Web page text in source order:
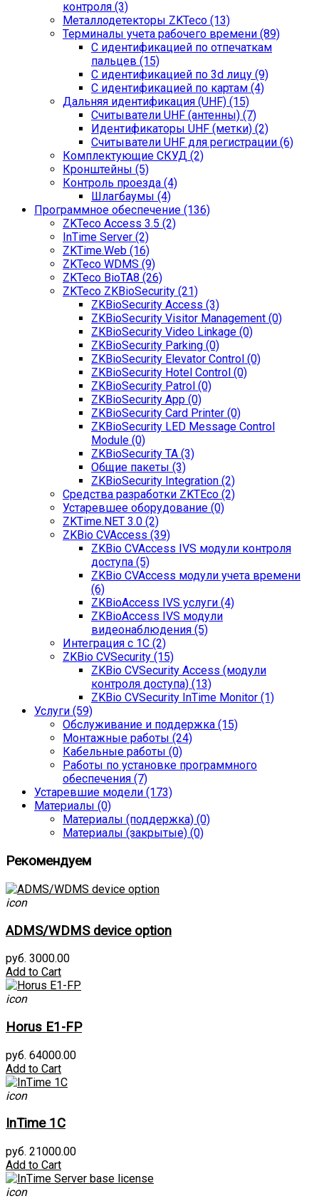
контроля (3)
Металлодетекторы ZKTeco (13)
Терминалы учета рабочего времени (89)
С идентификацией по отпечаткам
пальцев (15)
С идентификацией по 3d лицу (9)
С идентификацией по картам (4)
Дальняя идентификация (UHF) (15)
Считыватели UHF (антенны) (7)
Идентификаторы UHF (метки) (2)
Считыватели UHF для регистрации (6)
Комплектующие СКУД (2)
Кронштейны (5)
Контроль проезда (4)
Шлагбаумы (4)
Программное обеспечение (136)
ZKTeco Access 3.5 (2)
InTime Server (2)
ZKTime.Web (16)
ZKTeco WDMS (9)
ZKTeco BioTA8 (26)
ZKTeco ZKBioSecurity (21)
ZKBioSecurity Access (3)
ZKBioSecurity Visitor Management (0)
ZKBioSecurity Video Linkage (0)
ZKBioSecurity Parking (0)
ZKBioSecurity Elevator Control (0)
ZKBioSecurity Hotel Control (0)
ZKBioSecurity Patrol (0)
ZKBioSecurity App (0)
ZKBioSecurity Card Printer (0)
ZKBioSecurity LED Message Control
Module (0)
ZKBioSecurity TA (3)
Общие пакеты (3)
ZKBioSecurity Integration (2)
Средства разработки ZKTEco (2)
Устаревшее оборудование (0)
ZKTime.NET 3.0 (2)
ZKBio CVAccess (39)
ZKBio CVAccess IVS модули контроля
доступа (5)
ZKBio CVAccess модули учета времени
(6)
ZKBioAccess IVS услуги (4)
ZKBioAccess IVS модули
видеонаблюдения (5)
Интеграция с 1С (2)
ZKBio CVSecurity (15)
ZKBio CVSecurity Access (модули
контроля доступа) (13)
ZKBio CVSecurity InTime Monitor (1)
Услуги (59)
Обслуживание и поддержка (15)
Монтажные работы (24)
Кабельные работы (0)
Работы по установке программного
обеспечения (7)
Устаревшие модели (173)
Материалы (0)
Материалы (поддержка) (0)
Материалы (закрытые) (0)
Рекомендуем
icon
ADMS/WDMS device option
руб. 3000.00
Add to Cart
icon
Horus E1-FP
руб. 64000.00
Add to Cart
icon
InTime 1С
руб. 21000.00
Add to Cart
icon